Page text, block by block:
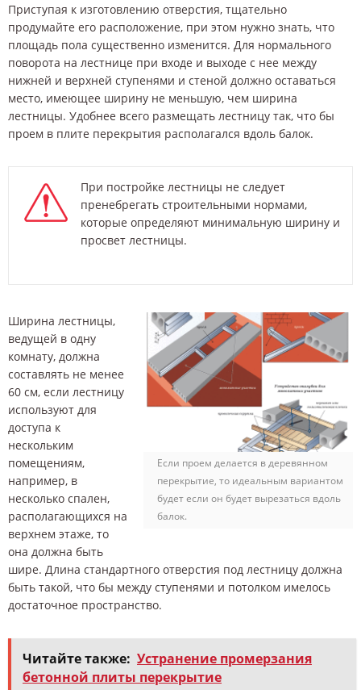
Приступая к изготовлению отверстия, тщательно
продумайте его расположение, при этом нужно знать, что
площадь пола существенно изменится. Для нормального
поворота на лестнице при входе и выходе с нее между
нижней и верхней ступенями и стеной должно оставаться
место, имеющее ширину не меньшую, чем ширина
лестницы. Удобнее всего размещать лестницу так, что бы
проем в плите перекрытия располагался вдоль балок.
При постройке лестницы не следует
пренебрегать строительными нормами,
которые определяют минимальную ширину и
просвет лестницы.
Если проем делается в деревянном
перекрытие, то идеальным вариантом
будет если он будет вырезаться вдоль
балок.
Ширина лестницы,
ведущей в одну
комнату, должна
составлять не менее
60 см, если лестницу
используют для
доступа к
нескольким
помещениям,
например, в
несколько спален,
располагающихся на
верхнем этаже, то
она должна быть
шире. Длина стандартного отверстия под лестницу должна
быть такой, что бы между ступенями и потолком имелось
достаточное пространство.
Читайте также: Устранение промерзания
бетонной плиты перекрытие